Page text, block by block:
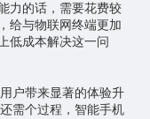
力的话，需要花费较
给与物联网终端更加
低成本解决这一问
户带来显著的体验升
需个过程，智能手机